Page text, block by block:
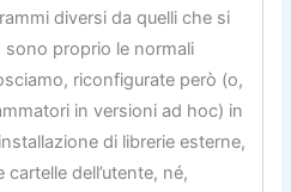
diversi da quelli che si
sono proprio le normali
riconfigurate però (o,
in versioni ad hoc) in
di librerie esterne,
dell’utente, né,